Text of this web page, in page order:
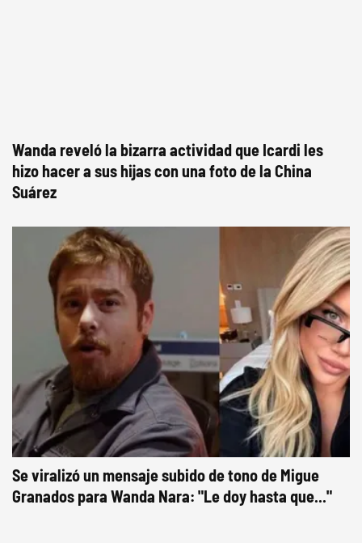
Wanda reveló la bizarra actividad que Icardi les
hizo hacer a sus hijas con una foto de la China
Suárez
Se viralizó un mensaje subido de tono de Migue
Granados para Wanda Nara: "Le doy hasta que..."